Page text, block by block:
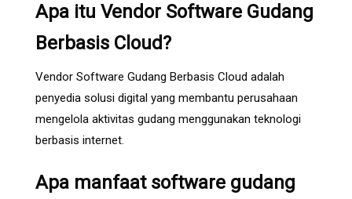
Apa itu Vendor Software Gudang
Berbasis Cloud?
Vendor Software Gudang Berbasis Cloud adalah
penyedia solusi digital yang membantu perusahaan
mengelola aktivitas gudang menggunakan teknologi
berbasis internet.
Apa manfaat software gudang